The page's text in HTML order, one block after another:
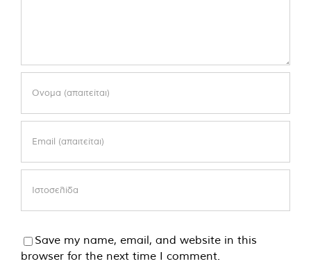
Save my name, email, and website in this
browser for the next time I comment.